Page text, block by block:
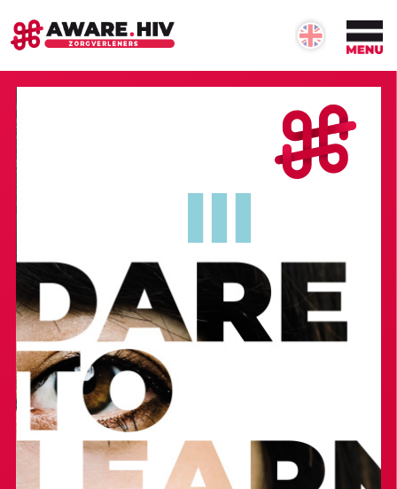
Informatie over #aware.hiv
Onze doelstellingen
Betrokken partijen
Neem contact op